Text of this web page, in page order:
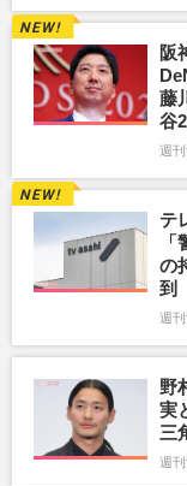
阪
藤
谷
週
テ
の
到
週
野
実
三
週